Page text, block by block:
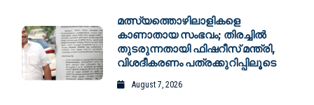
മത്സ്യത്തൊഴിലാളികളെ
കാണാതായ സംഭവം; തിരച്ചിൽ
തുടരുന്നതായി ഫിഷറീസ് മന്ത്രി,
വിശദീകരണം പത്രക്കുറിപ്പിലൂടെ
August 7, 2026